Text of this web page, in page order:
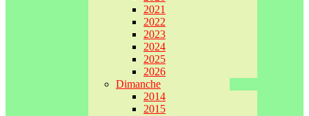
2021
2022
2023
2024
2025
2026
Dimanche
2014
2015